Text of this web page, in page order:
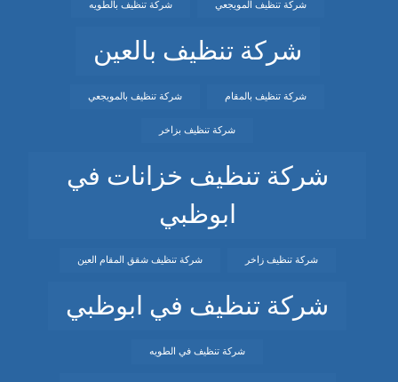
شركة تنظيف المويجعي شركة تنظيف بالطويه
شركة تنظيف بالعين
شركة تنظيف بالمقام شركة تنظيف بالمويجعي
شركة تنظيف بزاخر
شركة تنظيف خزانات في
ابوظبي
شركة تنظيف زاخر شركة تنظيف شقق المقام العين
شركة تنظيف في ابوظبي
شركة تنظيف في الطويه